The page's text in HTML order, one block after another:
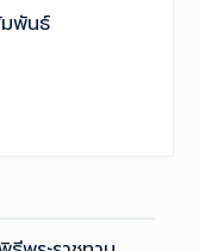
พันธ์